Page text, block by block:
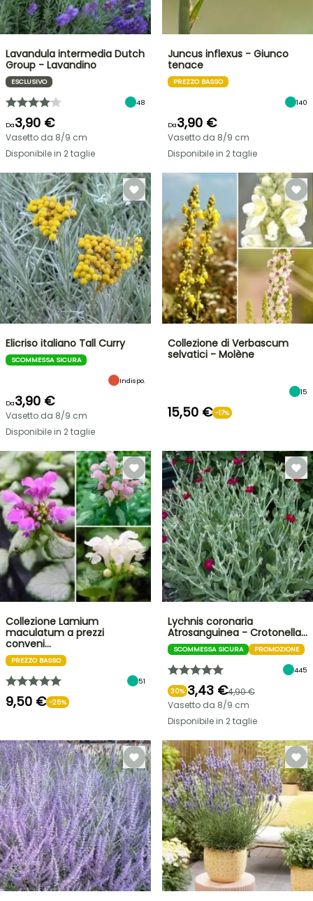
Lavandula intermedia Dutch
Group - Lavandino
ESCLUSIVO
48
Da3,90 €
Vasetto da 8/9 cm
Disponibile in 2 taglie
Juncus inflexus - Giunco
tenace
PREZZO BASSO
140
Da3,90 €
Vasetto da 8/9 cm
Disponibile in 2 taglie
Elicriso italiano Tall Curry
SCOMMESSA SICURA
Indispo.
Da3,90 €
Vasetto da 8/9 cm
Disponibile in 2 taglie
Collezione di Verbascum
selvatici - Molène
15
15,50 € -17%
Collezione Lamium
maculatum a prezzi
conveni…
PREZZO BASSO
51
9,50 € -25%
Lychnis coronaria
Atrosanguinea - Crotonella…
SCOMMESSA SICURA PROMOZIONE
445
30% 3,43 €4,90 €
Vasetto da 8/9 cm
Disponibile in 2 taglie